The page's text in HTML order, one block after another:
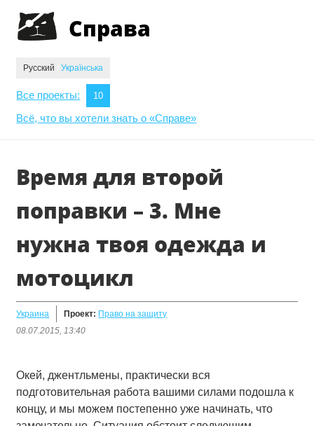
Справа
Русский Українська
Все проекты: 10
Всё, что вы хотели знать о «Справе»
Время для второй
поправки – 3. Мне
нужна твоя одежда и
мотоцикл
Украина Проект: Право на защиту
08.07.2015, 13:40
Окей, джентльмены, практически вся
подготовительная работа вашими силами подошла к
концу, и мы можем постепенно уже начинать, что